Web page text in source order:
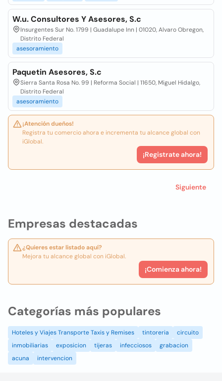
Empresas destacadas
¿Quieres estar listado aquí?
Mejora tu alcance global con iGlobal.
¡Comienza ahora!
W.u. Consultores Y Asesores, S.c
Insurgentes Sur No. 1799 | Guadalupe Inn | 01020, Alvaro Obregon,
Distrito Federal
asesoramiento
Paquetin Asesores, S.c
Sierra Santa Rosa No. 99 | Reforma Social | 11650, Miguel Hidalgo,
Distrito Federal
asesoramiento
¡Atención dueños!
Registra tu comercio ahora e incrementa tu alcance global con
iGlobal.
¡Registrate ahora!
Siguiente
Categorías más populares
Hoteles y Viajes Transporte Taxis y Remises tintoreria
circuito
inmobiliarias
exposicion tijeras infecciosos
grabacion
acuna
intervencion